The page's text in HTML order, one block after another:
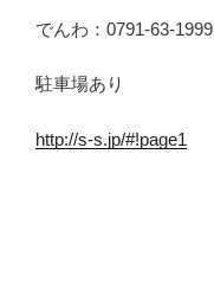
でんわ：0791-63-1999
駐車場あり
http://s-s.jp/#!page1